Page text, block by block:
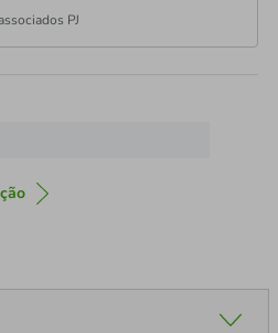
PJ